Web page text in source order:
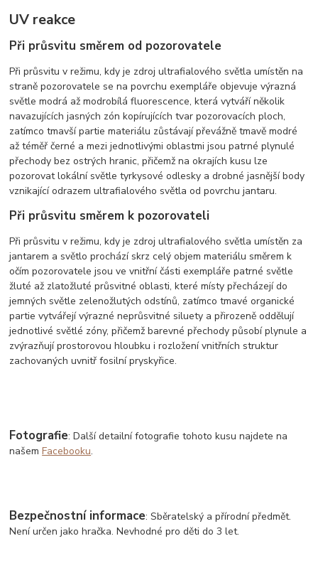
UV reakce
Při průsvitu směrem od pozorovatele
Při průsvitu v režimu, kdy je zdroj ultrafialového světla umístěn na
straně pozorovatele se na povrchu exempláře objevuje výrazná
světle modrá až modrobílá fluorescence, která vytváří několik
navazujících jasných zón kopírujících tvar pozorovacích ploch,
zatímco tmavší partie materiálu zůstávají převážně tmavě modré
až téměř černé a mezi jednotlivými oblastmi jsou patrné plynulé
přechody bez ostrých hranic, přičemž na okrajích kusu lze
pozorovat lokální světle tyrkysové odlesky a drobné jasnější body
vznikající odrazem ultrafialového světla od povrchu jantaru.
Při průsvitu směrem k pozorovateli
Při průsvitu v režimu, kdy je zdroj ultrafialového světla umístěn za
jantarem a světlo prochází skrz celý objem materiálu směrem k
očím pozorovatele jsou ve vnitřní části exempláře patrné světle
žluté až zlatožluté průsvitné oblasti, které místy přecházejí do
jemných světle zelenožlutých odstínů, zatímco tmavé organické
partie vytvářejí výrazné neprůsvitné siluety a přirozeně oddělují
jednotlivé světlé zóny, přičemž barevné přechody působí plynule a
zvýrazňují prostorovou hloubku i rozložení vnitřních struktur
zachovaných uvnitř fosilní pryskyřice.
Fotografie: Další detailní fotografie tohoto kusu najdete na
našemFacebooku.
Bezpečnostní informace: Sběratelský a přírodní předmět.
Není určen jako hračka. Nevhodné pro děti do 3 let.